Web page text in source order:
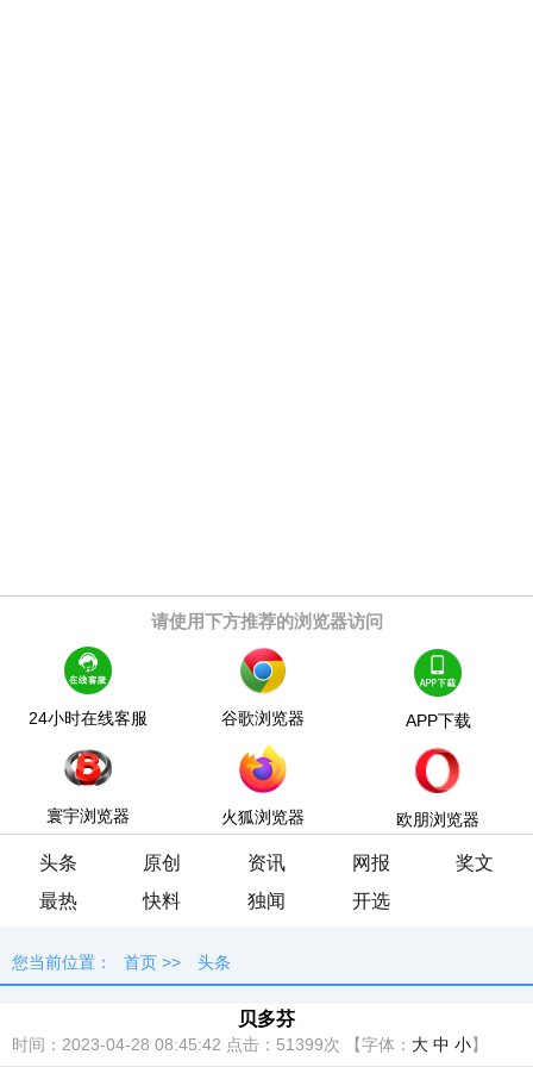
请使用下方推荐的浏览器访问
24小时在线客服 谷歌浏览器 APP下载
寰宇浏览器 火狐浏览器 欧朋浏览器
头条 原创 资讯 网报
奖文
最热
快料 独闻 开选
您当前位置： 首页 >> 头条
贝多芬
时间：2023-04-28 08:45:42 点击： 51399次 【字体： 大 中 小】